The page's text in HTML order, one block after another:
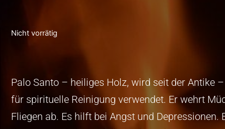
Nicht vorrätig
Palo Santo – heiliges Holz, wird seit der Antike
für spirituelle Reinigung verwendet. Er wehrt
Fliegen ab. Es hilft bei Angst und Depressionen.